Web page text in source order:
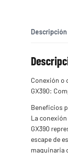
motor
cantidad
Descripción
Conexión o
GX390:
Beneficios
La
GX390
escape de
maquinaria